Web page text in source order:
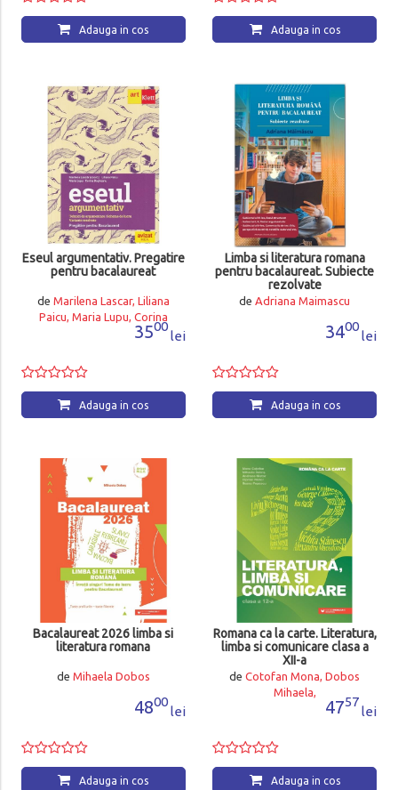
Adauga in cos Adauga in cos
Eseul argumentativ. Pregatire
pentru bacalaureat
de Marilena Lascar, Liliana
Paicu, Maria Lupu, Corina
3500
lei
Adauga in cos
Limba si literatura romana
pentru bacalaureat. Subiecte
rezolvate
de Adriana Maimascu
3400
lei
Adauga in cos
Bacalaureat 2026 limba si
literatura romana
de Mihaela Dobos
4800
lei
Adauga in cos
Romana ca la carte. Literatura,
limba si comunicare clasa a
XII-a
de Cotofan Mona, Dobos
Mihaela,
4757
lei
Adauga in cos